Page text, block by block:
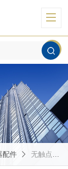
配件 无触点精密电位器